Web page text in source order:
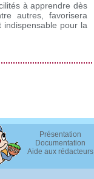
à apprendre dès
autres, favorisera
indispensable pour la
Présentation
Documentation
Aide aux rédacteurs